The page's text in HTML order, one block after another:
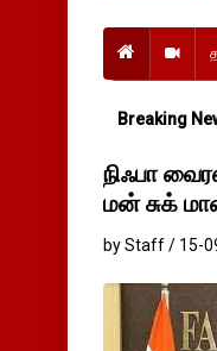
Breaking
நிஃபா
மன் சுக்
by Staff / 15-